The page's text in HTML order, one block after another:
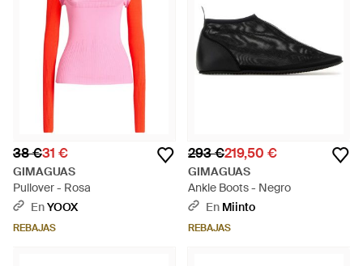
38 €31 €
GIMAGUAS
Pullover - Rosa
EnYOOX
REBAJAS
293 €219,50 €
GIMAGUAS
Ankle Boots - Negro
En Miinto
REBAJAS